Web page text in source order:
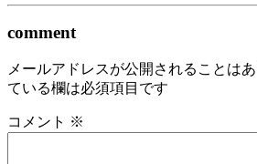
comment
メールアドレスが公開されることはあ
ている欄は必須項目です
コメント ※